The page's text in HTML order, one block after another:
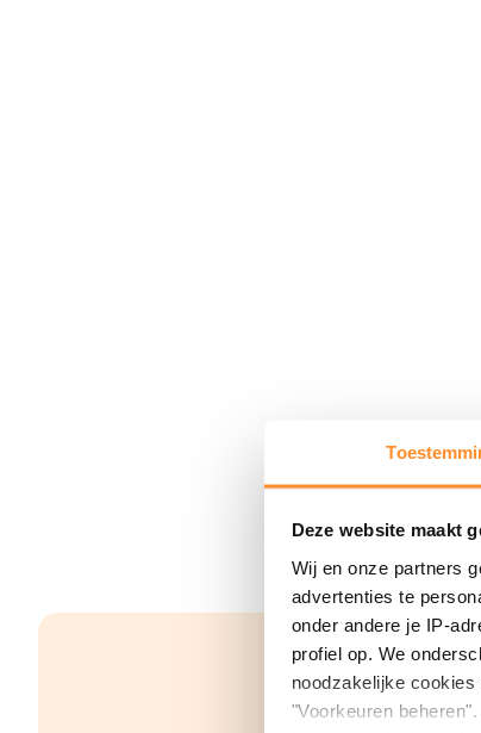
Deze website maakt
Wij en onze partners
advertenties te
onder andere je IP-
profiel op. We
noodzakelijke
"Voorkeuren